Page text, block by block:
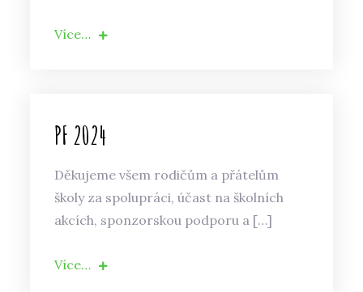
Více…
PF 2024
Děkujeme všem rodičům a přátelům
školy za spolupráci, účast na školních
akcích, sponzorskou podporu a […]
Více…